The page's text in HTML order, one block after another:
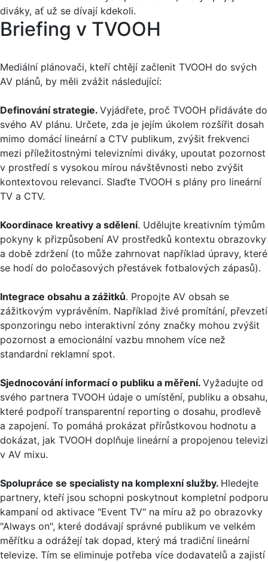
diváky, ať už se dívají kdekoli.
Briefing v TVOOH
Mediální plánovači, kteří chtějí začlenit TVOOH do svých
AV plánů, by měli zvážit následující:
Definování strategie. Vyjádřete, proč TVOOH přidáváte do
svého AV plánu. Určete, zda je jejím úkolem rozšířit dosah
mimo domácí lineární a CTV publikum, zvýšit frekvenci
mezi příležitostnými televizními diváky, upoutat pozornost
v prostředí s vysokou mírou návštěvnosti nebo zvýšit
kontextovou relevanci. Slaďte TVOOH s plány pro lineární
TV a CTV.
Koordinace kreativy a sdělení. Udělujte kreativním týmům
pokyny k přizpůsobení AV prostředků kontextu obrazovky
a době zdržení (to může zahrnovat například úpravy, které
se hodí do poločasových přestávek fotbalových zápasů).
Integrace obsahu a zážitků. Propojte AV obsah se
zážitkovým vyprávěním. Například živé promítání, převzetí
sponzoringu nebo interaktivní zóny značky mohou zvýšit
pozornost a emocionální vazbu mnohem více než
standardní reklamní spot.
Sjednocování informací o publiku a měření. Vyžadujte od
svého partnera TVOOH údaje o umístění, publiku a obsahu,
které podpoří transparentní reporting o dosahu, prodlevě
a zapojení. To pomáhá prokázat přírůstkovou hodnotu a
dokázat, jak TVOOH doplňuje lineární a propojenou televizi
v AV mixu.
Spolupráce se specialisty na komplexní služby. Hledejte
partnery, kteří jsou schopni poskytnout kompletní podporu
kampaní od aktivace "Event TV" na míru až po obrazovky
"Always on", které dodávají správné publikum ve velkém
měřítku a odrážejí tak dopad, který má tradiční lineární
televize. Tím se eliminuje potřeba více dodavatelů a zajistí